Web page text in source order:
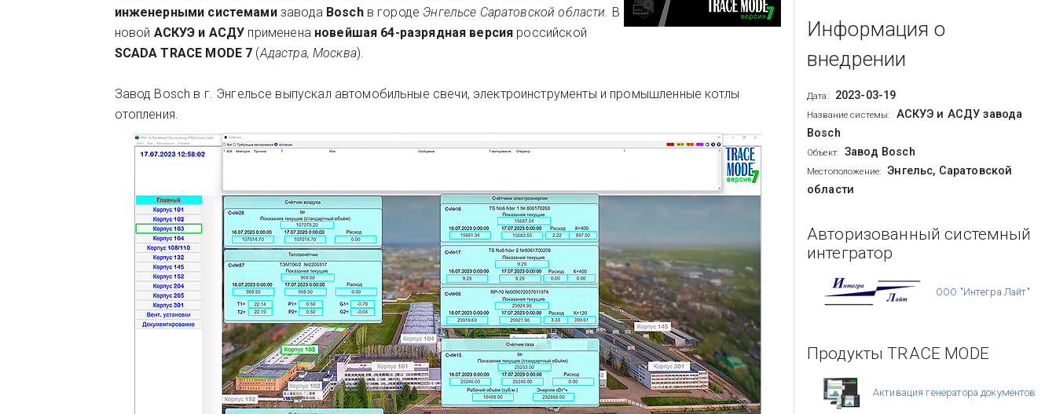
инженерными системами завода Bosch в городе Энгельсе Саратовской области. В
новой АСКУЭ и АСДУ применена новейшая 64-разрядная версия российской
SCADA TRACE MODE 7 (Адастра, Москва).
Завод Bosch в г. Энгельсе выпускал автомобильные свечи, электроинструменты и промышленные котлы
отопления.
Информация о
внедрении
Дата: 2023-03-19
Название системы:
АСКУЭ и АСДУ завода
Bosch
Объект: Завод Bosch
Местоположение:
Энгельс, Саратовской
области
Авторизованный системный
интегратор
ООО "Интегра Лайт"
Продукты TRACE MODE
Активация генератора документов